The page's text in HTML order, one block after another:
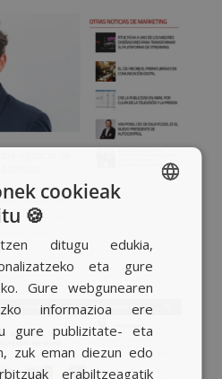
BASQUE
CATALAN
ENGLISH
cookieak
🍪
ditugu edukia,
eta gure
Gure webgunearen
informazioa ere
gure publizitate- eta
zuk eman diezun edo
erabiltzeagatik